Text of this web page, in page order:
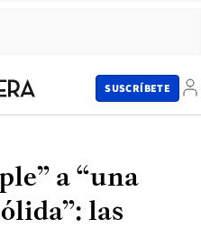
SUSCRÍBETE
a “una
las